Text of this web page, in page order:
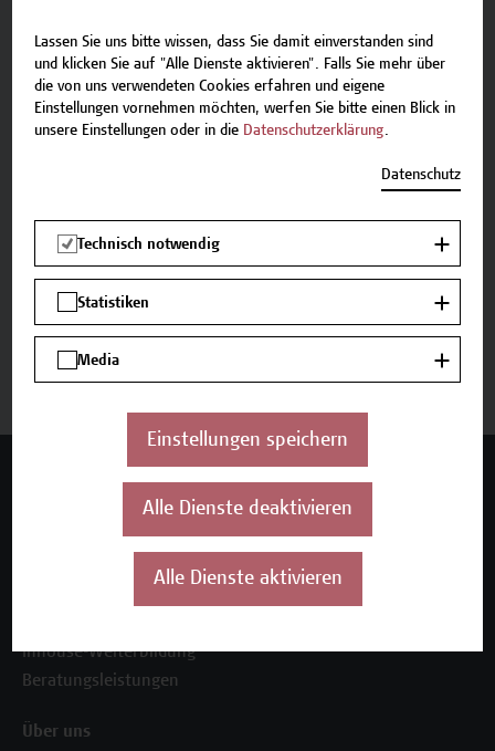
Team Campus Wien Academy
E-Mail:academy[at]hcw.ac.at
Tel.: +43 1 606 6877-8800
Beschreibung
Termine und Bewerbung
Zurück zum Zertifikatsprogramm
Inhouse-Weiterbildung
Beratungsleistungen
Über uns
Lassen Sie uns bitte wissen, dass Sie damit einverstanden sind
und klicken Sie auf "Alle Dienste aktivieren". Falls Sie mehr über
die von uns verwendeten Cookies erfahren und eigene
Einstellungen vornehmen möchten, werfen Sie bitte einen Blick in
unsere Einstellungen oder in die Datenschutzerklärung.
Datenschutz
Technisch notwendig
Statistiken
Media
Einstellungen speichern
Alle Dienste deaktivieren
Alle Dienste aktivieren